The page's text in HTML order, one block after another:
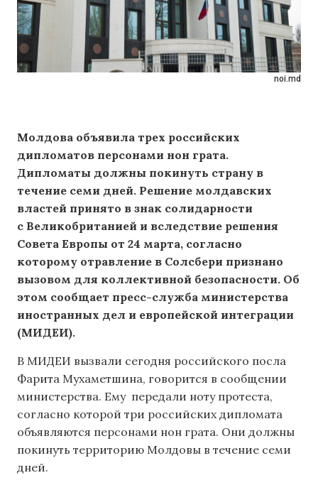
noi.md
Молдова объявила трех российских
дипломатов персонами нон грата.
Дипломаты должны покинуть страну в
течение семи дней. Решение молдавских
властей принято в знак солидарности
с Великобританией и вследствие решения
Совета Европы от 24 марта, согласно
которому отравление в Солсбери признано
вызовом для коллективной безопасности. Об
этом сообщает пресс-служба министерства
иностранных дел и европейской интеграции
(МИДЕИ).
В МИДЕИ вызвали сегодня российского посла
Фарита Мухаметшина, говорится в сообщении
министерства. Ему передали ноту протеста,
согласно которой три российских дипломата
объявляются персонами нон грата. Они должны
покинуть территорию Молдовы в течение семи
дней.